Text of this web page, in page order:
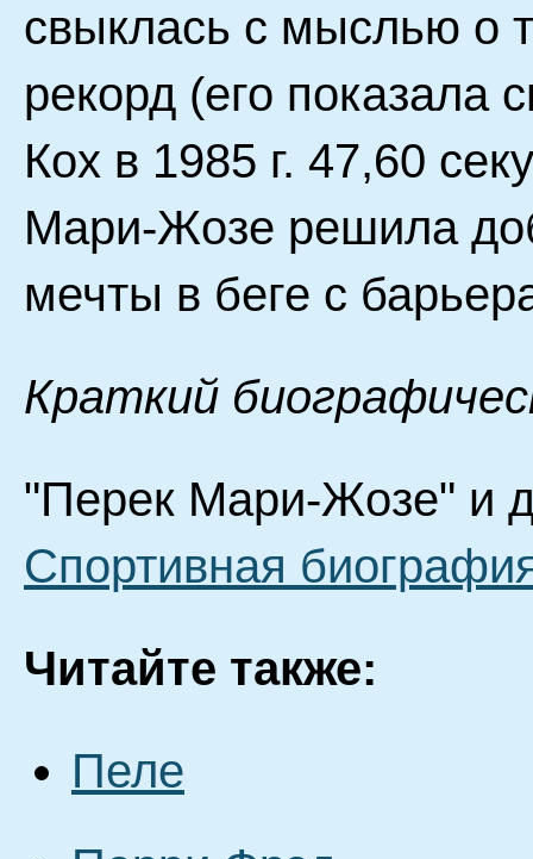
свыклась с мыслью о
рекорд (его показала
Кох в 1985 г. 47,60
Мари-Жозе решила
мечты в беге с
Краткий
"Перек Мари-Жозе" и
Спортивная
Читайте также:
Пеле